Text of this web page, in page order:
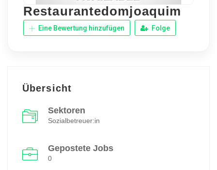
Restaurantedomjoaquim
Eine Bewertung hinzufügen Folge
Übersicht
Sektoren
Sozialbetreuer:in
Gepostete Jobs
0